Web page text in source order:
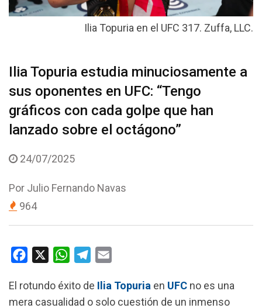
Ilia Topuria en el UFC 317. Zuffa, LLC.
Ilia Topuria estudia minuciosamente a
sus oponentes en UFC: “Tengo
gráficos con cada golpe que han
lanzado sobre el octágono”
24/07/2025
Por Julio Fernando Navas
964
c
e
W
a
t
l
e
i
El rotundo éxito de Ilia Topuria en UFC no es una
mera casualidad o solo cuestión de un inmenso